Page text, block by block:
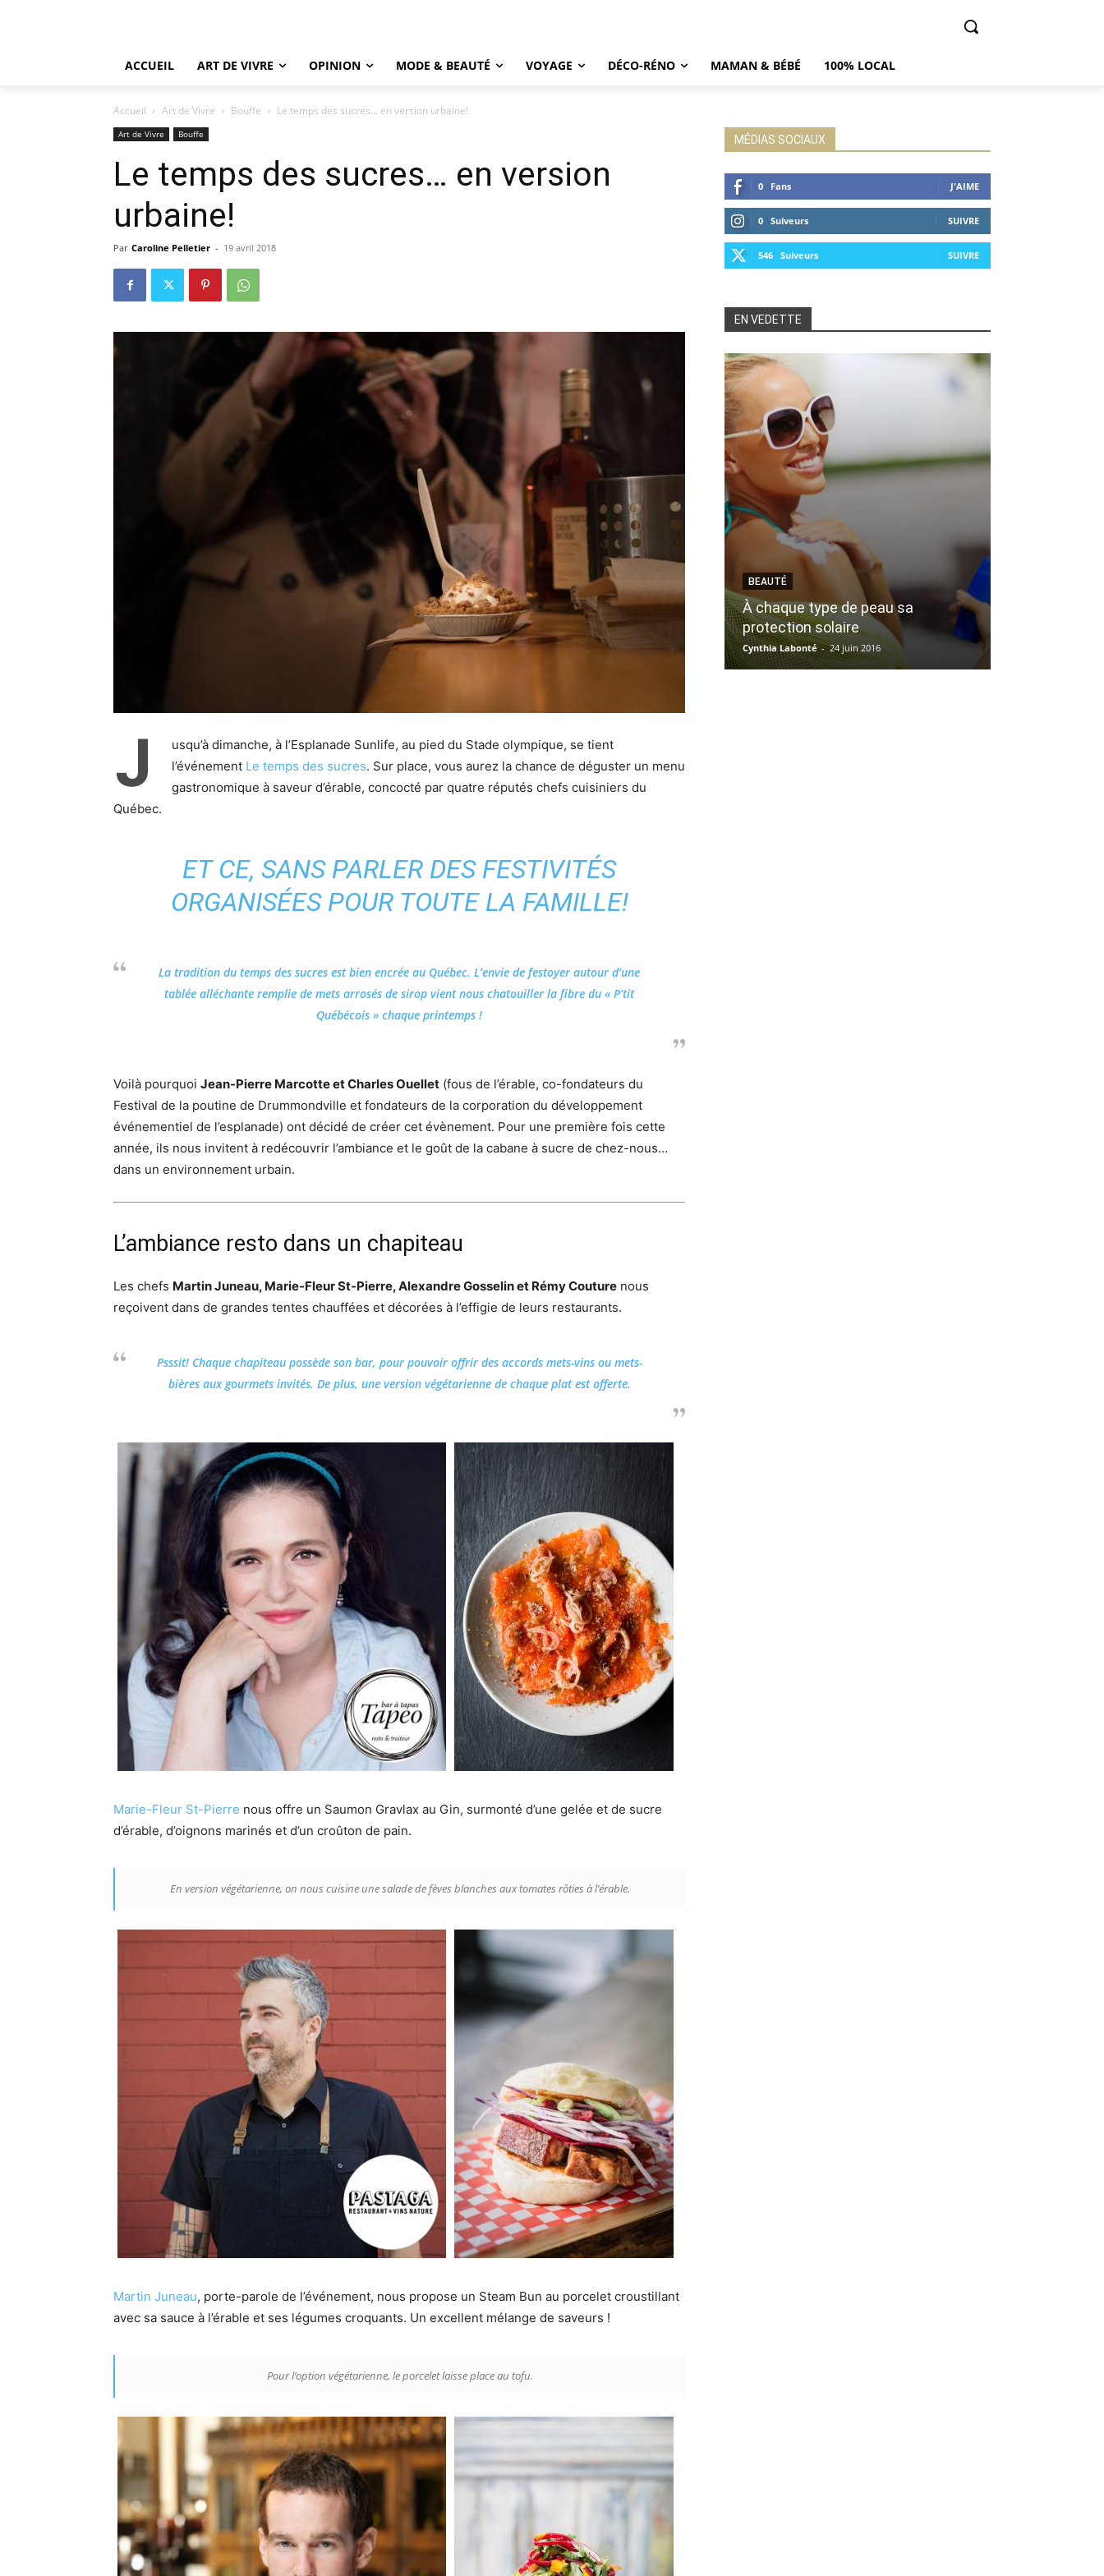
ACCUEIL ART DE VIVRE OPINION MODE & BEAUTÉ VOYAGE DÉCO-RÉNO MAMAN & BÉBÉ 100% LOCAL
Accueil Art de Vivre Bouffe Le temps des sucres… en version urbaine!
Art de Vivre Bouffe
Le temps des sucres… en version
urbaine!
Par Caroline Pelletier - 19 avril 2018
J
usqu’à dimanche, à l’Esplanade Sunlife, au pied du Stade olympique, se tient
l’événement Le temps des sucres. Sur place, vous aurez la chance de déguster un menu
gastronomique à saveur d’érable, concocté par quatre réputés chefs cuisiniers du
Québec.
ET CE, SANS PARLER DES FESTIVITÉS
ORGANISÉES POUR TOUTE LA FAMILLE!
La tradition du temps des sucres est bien encrée au Québec. L’envie de festoyer autour d’une
tablée alléchante remplie de mets arrosés de sirop vient nous chatouiller la fibre du « P’tit
Québécois » chaque printemps !
Voilà pourquoi Jean-Pierre Marcotte et Charles Ouellet (fous de l’érable, co-fondateurs du
Festival de la poutine de Drummondville et fondateurs de la corporation du développement
événementiel de l’esplanade) ont décidé de créer cet évènement. Pour une première fois cette
année, ils nous invitent à redécouvrir l’ambiance et le goût de la cabane à sucre de chez-nous…
dans un environnement urbain.
L’ambiance resto dans un chapiteau
Les chefs Martin Juneau, Marie-Fleur St-Pierre, Alexandre Gosselin et Rémy Couture nous
reçoivent dans de grandes tentes chauffées et décorées à l’effigie de leurs restaurants.
Psssit! Chaque chapiteau possède son bar, pour pouvoir offrir des accords mets-vins ou mets-
bières aux gourmets invités. De plus, une version végétarienne de chaque plat est offerte.
Marie-Fleur St-Pierre nous offre un Saumon Gravlax au Gin, surmonté d’une gelée et de sucre
d’érable, d’oignons marinés et d’un croûton de pain.
En version végétarienne, on nous cuisine une salade de fèves blanches aux tomates rôties à l’érable.
Martin Juneau, porte-parole de l’événement, nous propose un Steam Bun au porcelet croustillant
avec sa sauce à l’érable et ses légumes croquants. Un excellent mélange de saveurs !
Pour l’option végétarienne, le porcelet laisse place au tofu.
MÉDIAS SOCIAUX
0 Fans J'AIME
0 Suiveurs SUIVRE
546 Suiveurs SUIVRE
EN VEDETTE
BEAUTÉ
À chaque type de peau sa
protection solaire
Cynthia Labonté - 24 juin 2016